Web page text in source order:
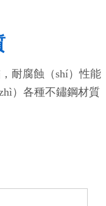
耐腐蝕（shí）性能
）各種不鏽鋼材質